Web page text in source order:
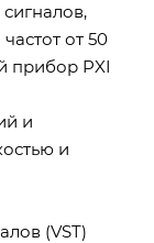
от 50
прибор PXI
и
и
(VST)